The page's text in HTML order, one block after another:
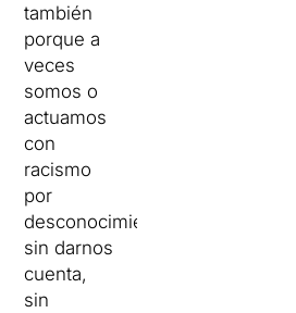
también
porque a
veces
somos o
actuamos
con
racismo
por
desconocimiento,
sin darnos
cuenta,
sin